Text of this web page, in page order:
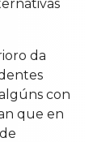
da
con
que en